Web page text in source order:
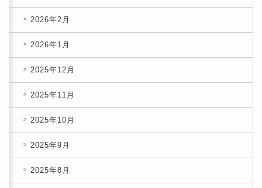
2026年2月
2026年1月
2025年12月
2025年11月
2025年10月
2025年9月
2025年8月